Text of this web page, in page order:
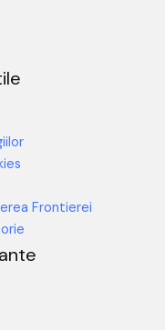
Frontierei